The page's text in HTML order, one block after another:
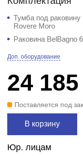
Тумба под
Rovere Moro
Раковина BelBagno
Доп. оборудование
24 185
Поставляется под
В корзину
Юр. лицам